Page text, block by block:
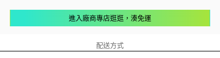
進入廠商專店逛逛，湊免運
配送方式